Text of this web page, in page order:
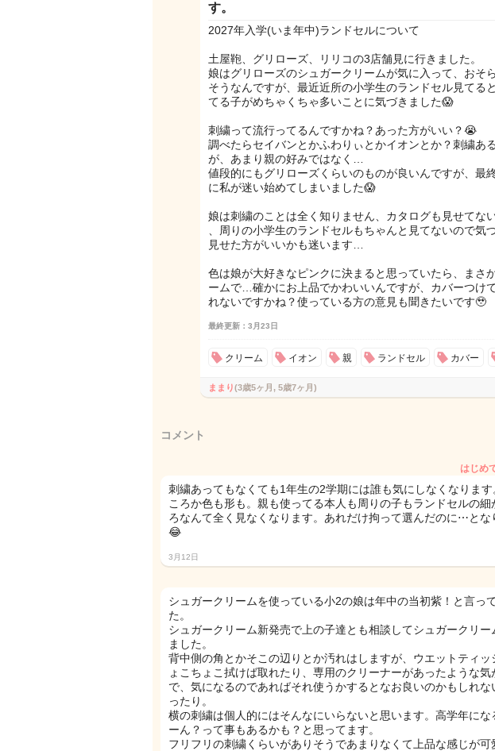
す。
2027年入学(いま年中)ランドセルについて
土屋鞄、グリローズ、リリコの3店舗見に行きました。
娘はグリローズのシュガークリームが気に入って、おそ
そうなんですが、最近近所の小学生のランドセル見てる
てる子がめちゃくちゃ多いことに気づきました😱
刺繍って流行ってるんですかね？あった方がいい？😭
調べたらセイバンとかふわりぃとかイオンとか？刺繍あ
が、あまり親の好みではなく…
値段的にもグリローズくらいのものが良いんですが、最
に私が迷い始めてしまいました😱
娘は刺繍のことは全く知りません、カタログも見せてな
、周りの小学生のランドセルもちゃんと見てないので気
見せた方がいいかも迷います…
色は娘が大好きなピンクに決まると思っていたら、まさ
ームで…確かにお上品でかわいいんですが、カバーつけ
れないですかね？使っている方の意見も聞きたいです🥹
最終更新：3月23日
クリーム イオン 親 ランドセル カバー
ままり(3歳5ヶ月, 5歳7ヶ月)
コメント
はじめ
刺繍あってもなくても1年生の2学期には誰も気にしなくなりま
ころか色も形も。親も使ってる本人も周りの子もランドセルの細
ろなんて全く見なくなります。あれだけ拘って選んだのに⋯とな
😂
3月12日
シュガークリームを使っている小2の娘は年中の当初紫！と言っ
た。
シュガークリーム新発売で上の子達とも相談してシュガークリー
ました。
背中側の角とかそこの辺りとか汚れはしますが、ウエットティッ
ょこちょこ拭けば取れたり、専用のクリーナーがあったような気
で、気になるのであればそれ使うかするとなお良いのかもしれな
ったり。
横の刺繍は個人的にはそんなにいらないと思います。高学年にな
ーん？って事もあるかも？と思ってます。
フリフリの刺繍くらいがありそうであまりなくて上品な感じが可